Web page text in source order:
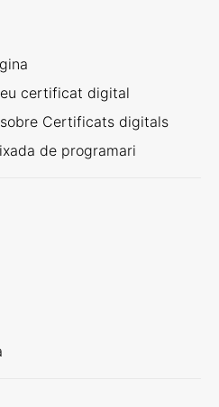
certificat digital
Certificats digitals
de programari